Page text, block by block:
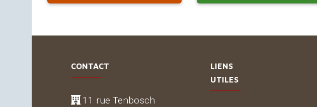
CONTACT
11 rue Tenbosch
LIENS
UTILES